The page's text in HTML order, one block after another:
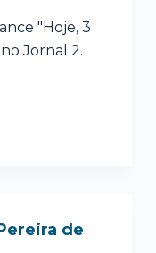
"Hoje, 3
Jornal 2.
de